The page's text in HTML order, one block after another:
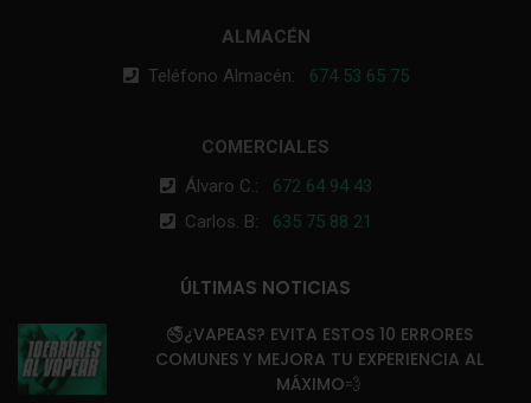
ALMACÉN
Teléfono Almacén: 674 53 65 75
COMERCIALES
Álvaro C.: 672 64 94 43
Carlos. B: 635 75 88 21
ÚLTIMAS NOTICIAS
🚭¿VAPEAS? EVITA ESTOS 10 ERRORES
COMUNES Y MEJORA TU EXPERIENCIA AL
MÁXIMO💨